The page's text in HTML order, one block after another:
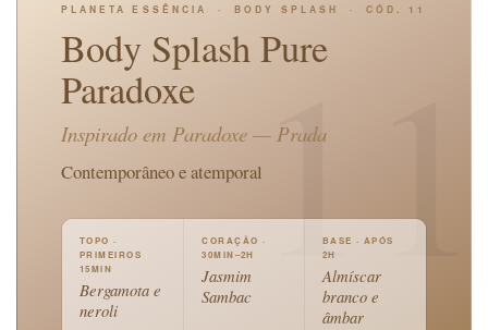
11
PLANETA ESSÊNCIA · BODY SPLASH · CÓD. 11
Body Splash Pure
Paradoxe
Inspirado em Paradoxe — Prada
Contemporâneo e atemporal
TOPO ·
PRIMEIROS
15MIN
Bergamota e
neroli
CORAÇÃO ·
30MIN–2H
Jasmim
Sambac
BASE · APÓS
2H
Almíscar
branco e
âmbar